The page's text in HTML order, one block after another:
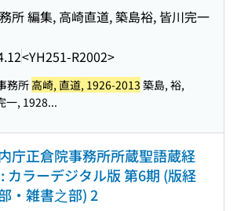
所 編集, 高崎直道, 築島裕, 皆川完一
<YH251-R2002>
務所 高崎, 直道, 1926-2013 築島, 裕,
一, 1928...
庁正倉院事務所所蔵聖語蔵経
カラーデジタル版 第6期 (版経
・雑書之部) 2